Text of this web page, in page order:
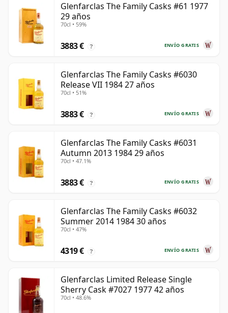
Glenfarclas The Family Casks #61 1977
29 años
70cl • 59%
ENVÍO GRATIS
3883 € ?
Glenfarclas The Family Casks #6030
Release VII 1984 27 años
70cl • 51%
ENVÍO GRATIS
3883 € ?
Glenfarclas The Family Casks #6031
Autumn 2013 1984 29 años
70cl • 47.1%
ENVÍO GRATIS
3883 € ?
Glenfarclas The Family Casks #6032
Summer 2014 1984 30 años
70cl • 47%
ENVÍO GRATIS
4319 € ?
Glenfarclas Limited Release Single
Sherry Cask #7027 1977 42 años
70cl • 48.6%